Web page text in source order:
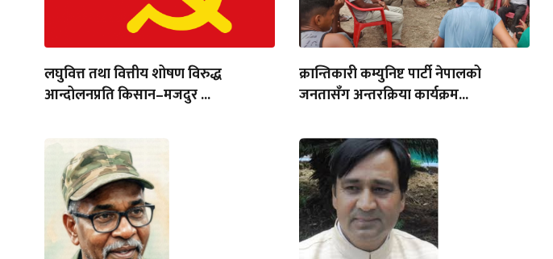
लघुवित्त तथा वित्तीय शोषण विरुद्ध
आन्दोलनप्रति किसान–मजदुर ...
क्रान्तिकारी कम्युनिष्ट पार्टी नेपालको
जनतासँग अन्तरक्रिया कार्यक्रम...